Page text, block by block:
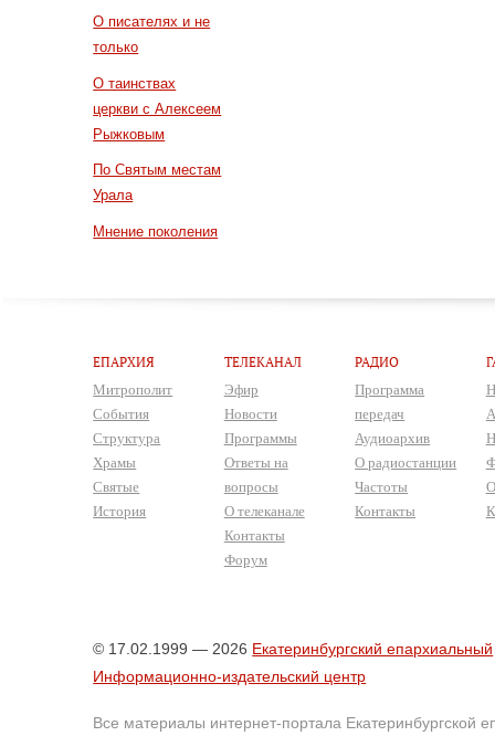
О писателях и не
только
О таинствах
церкви с Алексеем
Рыжковым
По Святым местам
Урала
Мнение поколения
ЕПАРХИЯ
Митрополит
События
Структура
Храмы
Святые
История
ТЕЛЕКАНАЛ
Эфир
Новости
Программы
Ответы на
вопросы
О телеканале
Контакты
Форум
РАДИО
Программа
передач
Аудиоархив
О радиостанции
Частоты
Контакты
© 17.02.1999 — 2026 Екатеринбургский епархиальный
Информационно-издательский центр
Все материалы интернет-портала Екатеринбургской